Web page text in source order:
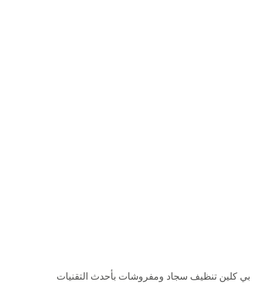
بي كلين تنظيف سجاد ومفروشات بأحدث التقنيات